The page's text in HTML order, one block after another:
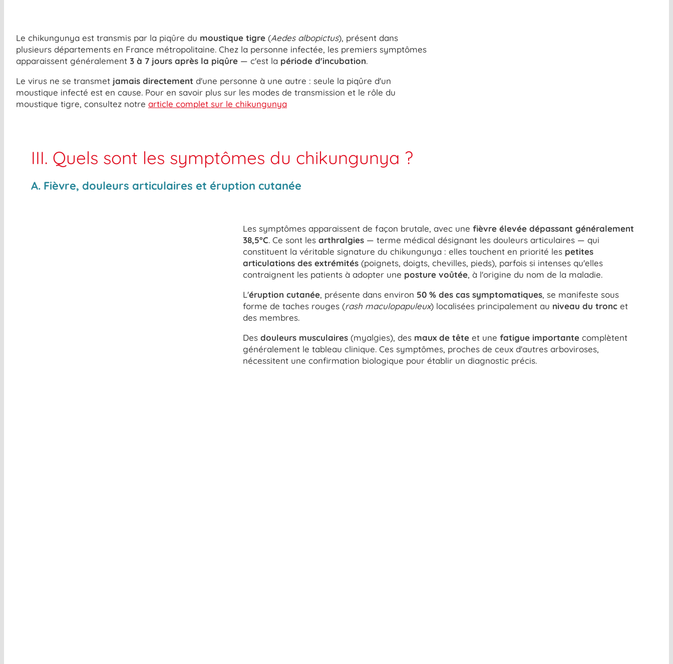
Le chikungunya est transmis par la piqûre du moustique tigre(Aedes albopictus), présent dans
plusieurs départements en France métropolitaine. Chez la personne infectée, les premiers symptômes
apparaissent généralement 3 à 7 jours après la piqûre— c'est la période d'incubation.
Le virus ne se transmet jamais directement d'une personne à une autre : seule la piqûre d'un
moustique infecté est en cause. Pour en savoir plus sur les modes de transmission et le rôle du
moustique tigre, consultez notre article complet sur le chikungunya
III. Quels sont les symptômes du chikungunya ?
A. Fièvre, douleurs articulaires et éruption cutanée
Les symptômes apparaissent de façon brutale, avec une fièvre élevée dépassant généralement
38,5°C. Ce sont les arthralgies— terme médical désignant les douleurs articulaires — qui
constituent la véritable signature du chikungunya : elles touchent en priorité les petites
articulations des extrémités(poignets, doigts, chevilles, pieds), parfois si intenses qu'elles
contraignent les patients à adopter une posture voûtée, à l'origine du nom de la maladie.
L'éruption cutanée, présente dans environ 50 % des cas symptomatiques, se manifeste sous
forme de taches rouges (rash maculopapuleux) localisées principalement au niveau du troncet
des membres.
Des douleurs musculaires(myalgies), des maux de têteet une fatigue importantecomplètent
généralement le tableau clinique. Ces symptômes, proches de ceux d'autres arboviroses,
nécessitent une confirmation biologique pour établir un diagnostic précis.